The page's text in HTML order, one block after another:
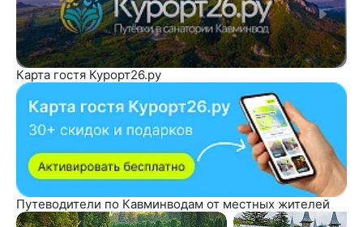
Карта гостя Курорт26.ру
Путеводители по Кавминводам от местных жителей